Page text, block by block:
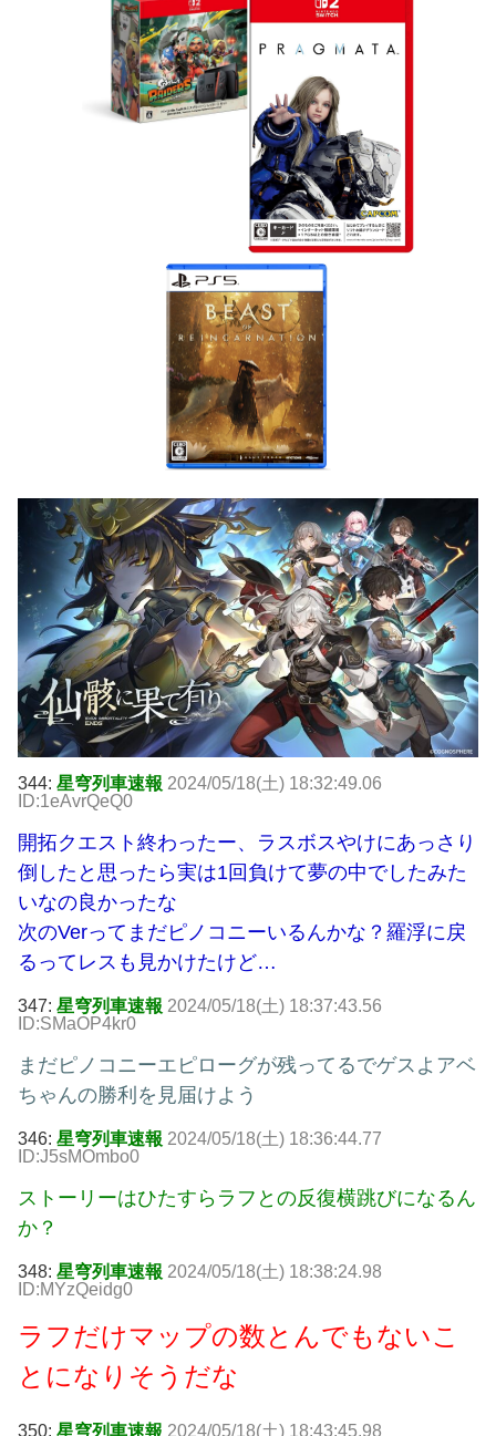
344: 星穹列車速報 2024/05/18(土) 18:32:49.06
ID:1eAvrQeQ0
開拓クエスト終わったー、ラスボスやけにあっさり
倒したと思ったら実は1回負けて夢の中でしたみた
いなの良かったな
次のVerってまだピノコニーいるんかな？羅浮に戻
るってレスも見かけたけど…
347: 星穹列車速報 2024/05/18(土) 18:37:43.56
ID:SMaOP4kr0
まだピノコニーエピローグが残ってるでゲスよアベ
ちゃんの勝利を見届けよう
346: 星穹列車速報 2024/05/18(土) 18:36:44.77
ID:J5sMOmbo0
ストーリーはひたすらラフとの反復横跳びになるん
か？
348: 星穹列車速報 2024/05/18(土) 18:38:24.98
ID:MYzQeidg0
ラフだけマップの数とんでもないこ
とになりそうだな
350: 星穹列車速報 2024/05/18(土) 18:43:45.98